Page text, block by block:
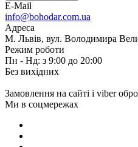
E-Mail
info@bohodar.com.ua
Адреса
М. Львів, вул. Володимира
Режим роботи
Пн - Нд: з 9:00 до 20:00
Без вихідних
Замовлення на сайті і viber
Ми в соцмережах